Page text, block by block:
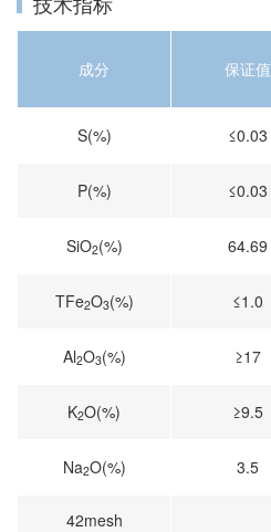
成分 保证值
S(%) ≤0.03
P(%) ≤0.03
SiO2(%) 64.69
TFe2O3(%) ≤1.0
Al2O3(%) ≥17
K2O(%) ≥9.5
Na2O(%) 3.5
42mesh